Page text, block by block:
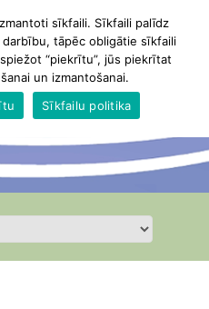
sīkfaili. Sīkfaili palīdz
tāpēc obligātie sīkfaili
“piekrītu”, jūs piekrītat
un izmantošanai.
Sīkfailu politika